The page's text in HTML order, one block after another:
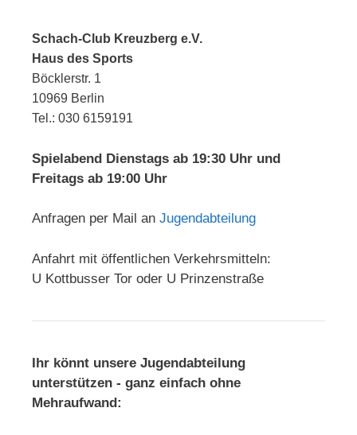
Schach-Club Kreuzberg e.V.
Haus des Sports
Böcklerstr. 1
10969 Berlin
Tel.: 030 6159191
Spielabend Dienstags ab 19:30 Uhr und
Freitags ab 19:00 Uhr
Anfragen per Mail an Jugendabteilung
Anfahrt mit öffentlichen Verkehrsmitteln:
U Kottbusser Tor oder U Prinzenstraße
Ihr könnt unsere Jugendabteilung
unterstützen - ganz einfach ohne
Mehraufwand: